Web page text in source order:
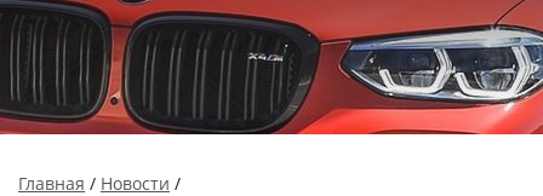
Главная / Новости /